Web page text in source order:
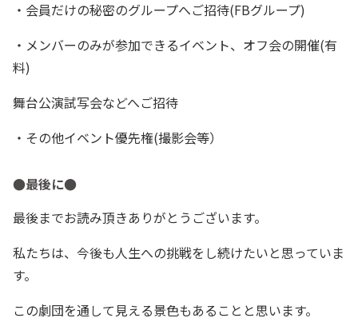
・会員だけの秘密のグループへご招待(FBグループ)
・メンバーのみが参加できるイベント、オフ会の開催(有
料)
舞台公演試写会などへご招待
・その他イベント優先権(撮影会等）
●最後に●
最後までお読み頂きありがとうございます。
私たちは、今後も人生への挑戦をし続けたいと思っていま
す。
この劇団を通して見える景色もあることと思います。